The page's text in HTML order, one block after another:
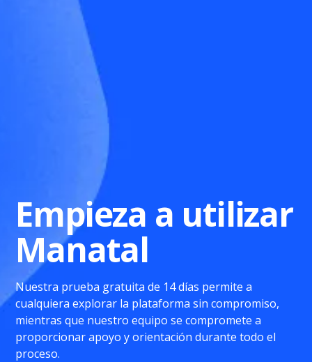
Empieza a utilizar
Manatal
Nuestra prueba gratuita de 14 días permite a
cualquiera explorar la plataforma sin compromiso,
mientras que nuestro equipo se compromete a
proporcionar apoyo y orientación durante todo el
proceso.